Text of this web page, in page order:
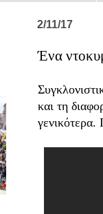
2/11/17
Ένα
και τη
γενικότερα.